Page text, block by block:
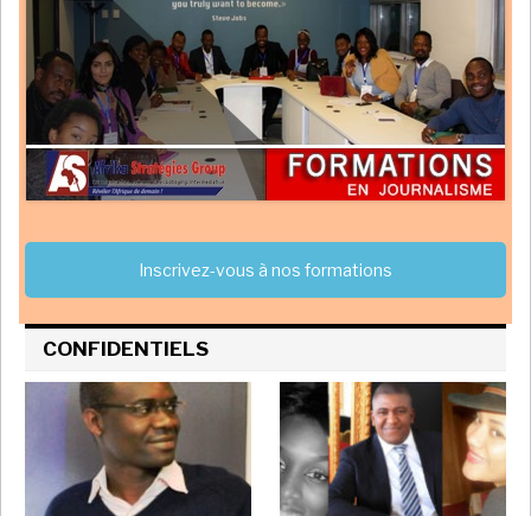
Inscrivez-vous à nos formations
CONFIDENTIELS